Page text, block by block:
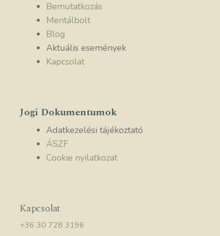
Bemutatkozás
Mentálbolt
Blog
Aktuális események
Kapcsolat
Jogi Dokumentumok
Adatkezelési tájékoztató
ÁSZF
Cookie nyilatkozat
Kapcsolat
+36 30 728 3196